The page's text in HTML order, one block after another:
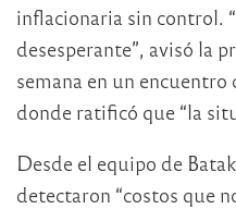
inflacionaria sin control.
desesperante”, avisó la
semana en un encuentro
donde ratificó que “la
Desde el equipo de
detectaron “costos que